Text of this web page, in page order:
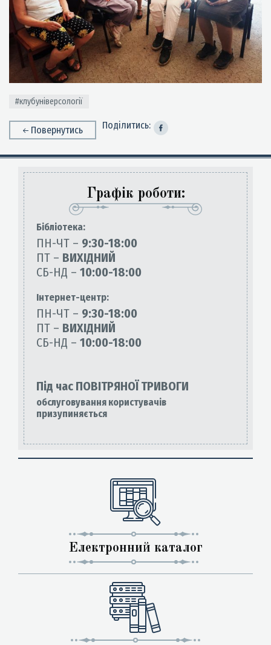
#клубуніверсології
Повернутись Поділитись:
Графік роботи:
Бiблiотека:
ПН-ЧТ – 9:30-18:00
ПТ – ВИХІДНИЙ
СБ-НД – 10:00-18:00
Інтернет-центр:
ПН-ЧТ – 9:30-18:00
ПТ – ВИХІДНИЙ
СБ-НД – 10:00-18:00
Під час ПОВІТРЯНОЇ ТРИВОГИ
обслуговування користувачів
призупиняється
Електронний каталог